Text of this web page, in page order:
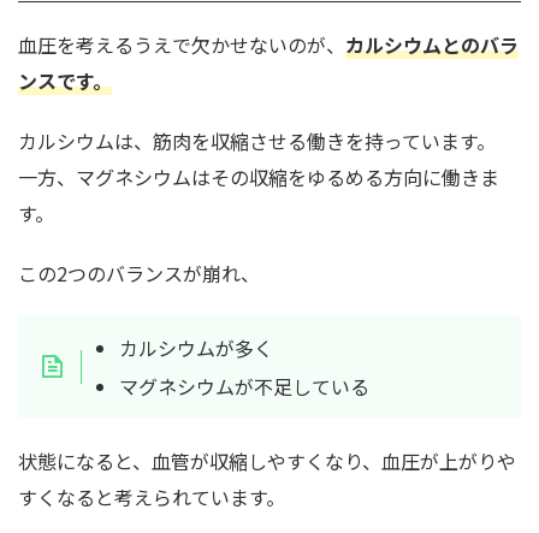
血圧を考えるうえで欠かせないのが、 カルシウムとのバラ
ンスです。
カルシウムは、筋肉を収縮させる働きを持っています。
一方、マグネシウムはその収縮をゆるめる方向に働きま
す。
この2つのバランスが崩れ、
カルシウムが多く
マグネシウムが不足している
状態になると、血管が収縮しやすくなり、血圧が上がりや
すくなると考えられています。